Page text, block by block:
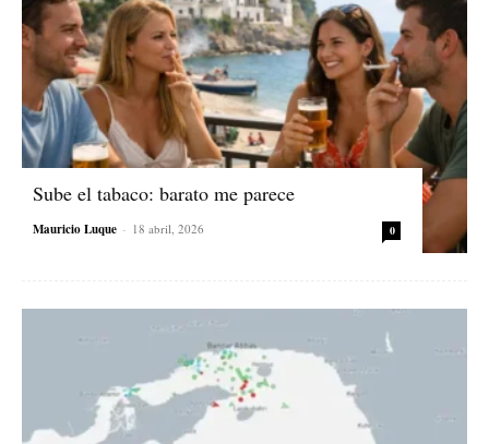
Sube el tabaco: barato me parece
Mauricio Luque - 18 abril, 2026 0